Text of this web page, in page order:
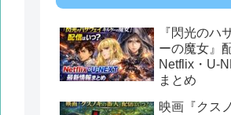
『閃光のハ
ーの魔女』
Netflix・U-
まとめ
映画『クス